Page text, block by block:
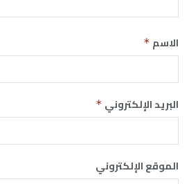
الاسم *
البريد الإلكتروني *
الموقع الإلكتروني